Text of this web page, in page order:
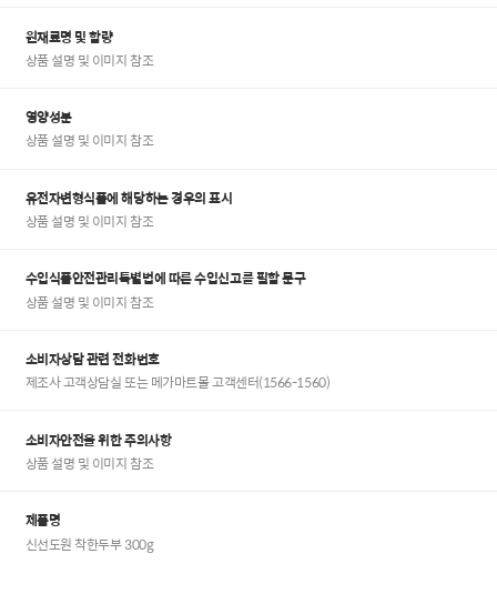
원재료명 및 함량
상품 설명 및 이미지 참조
영양성분
상품 설명 및 이미지 참조
유전자변형식품에 해당하는 경우의 표시
상품 설명 및 이미지 참조
수입식품안전관리특별법에 따른 수입신고를 필함 문구
상품 설명 및 이미지 참조
소비자상담 관련 전화번호
제조사 고객상담실 또는 메가마트몰 고객센터(1566-1560)
소비자안전을 위한 주의사항
상품 설명 및 이미지 참조
제품명
신선도원 착한두부 300g